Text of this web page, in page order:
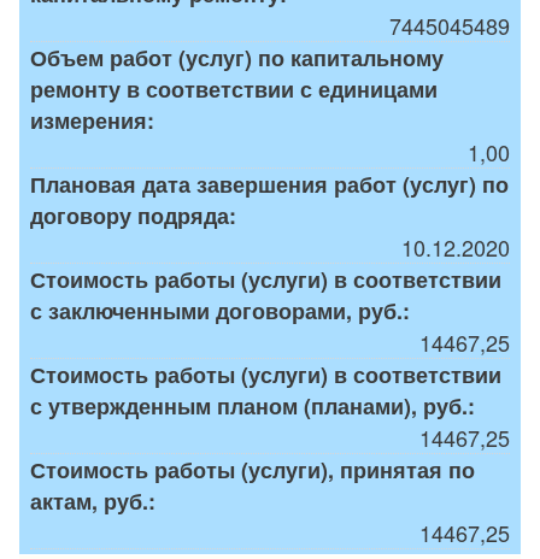
7445045489
Объем работ (услуг) по капитальному
ремонту в соответствии с единицами
измерения:
1,00
Плановая дата завершения работ (услуг) по
договору подряда:
10.12.2020
Стоимость работы (услуги) в соответствии
с заключенными договорами, руб.:
14467,25
Стоимость работы (услуги) в соответствии
с утвержденным планом (планами), руб.:
14467,25
Стоимость работы (услуги), принятая по
актам, руб.:
14467,25